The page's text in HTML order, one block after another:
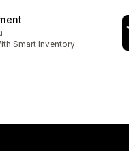
Smart Inventory